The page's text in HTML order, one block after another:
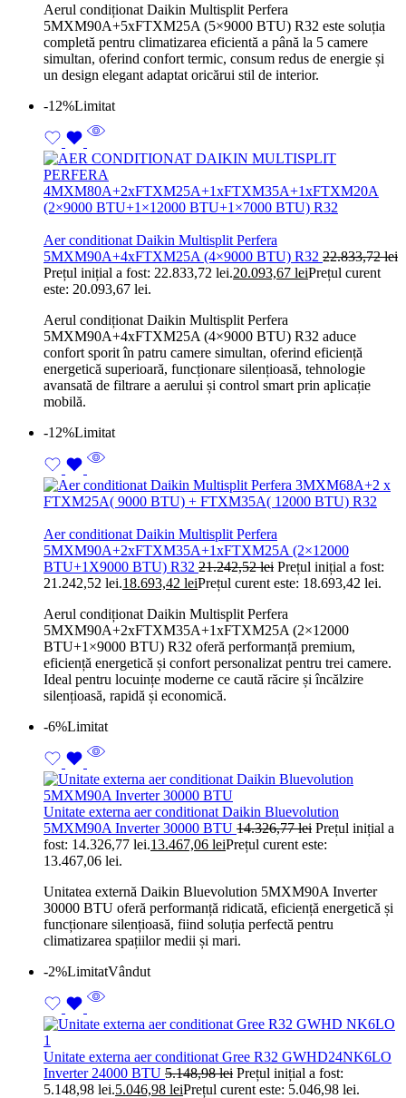
Aerul condiționat Daikin Multisplit Perfera
5MXM90A+5xFTXM25A (5×9000 BTU) R32 este soluția
completă pentru climatizarea eficientă a până la 5 camere
simultan, oferind confort termic, consum redus de energie și
un design elegant adaptat oricărui stil de interior.
-12%Limitat
Aer conditionat Daikin Multisplit Perfera
5MXM90A+4xFTXM25A (4×9000 BTU) R32 22.833,72lei
Prețul inițial a fost: 22.833,72 lei.20.093,67 leiPrețul curent
este: 20.093,67 lei.
Aerul condiționat Daikin Multisplit Perfera
5MXM90A+4xFTXM25A (4×9000 BTU) R32 aduce
confort sporit în patru camere simultan, oferind eficiență
energetică superioară, funcționare silențioasă, tehnologie
avansată de filtrare a aerului și control smart prin aplicație
mobilă.
-12%Limitat
Aer conditionat Daikin Multisplit Perfera
5MXM90A+2xFTXM35A+1xFTXM25A (2×12000
BTU+1X9000 BTU) R32 21.242,52lei Prețul inițial a fost:
21.242,52 lei.18.693,42 leiPrețul curent este: 18.693,42 lei.
Aerul condiționat Daikin Multisplit Perfera
5MXM90A+2xFTXM35A+1xFTXM25A (2×12000
BTU+1×9000 BTU) R32 oferă performanță premium,
eficiență energetică și confort personalizat pentru trei camere.
Ideal pentru locuințe moderne ce caută răcire și încălzire
silențioasă, rapidă și economică.
-6%Limitat
Unitate externa aer conditionat Daikin Bluevolution
5MXM90A Inverter 30000 BTU 14.326,77lei Prețul inițial a
fost: 14.326,77 lei.13.467,06 leiPrețul curent este:
13.467,06 lei.
Unitatea externă Daikin Bluevolution 5MXM90A Inverter
30000 BTU oferă performanță ridicată, eficiență energetică și
funcționare silențioasă, fiind soluția perfectă pentru
climatizarea spațiilor medii și mari.
-2%LimitatVândut
Unitate externa aer conditionat Gree R32 GWHD24NK6LO
Inverter 24000 BTU 5.148,98lei Prețul inițial a fost:
5.148,98 lei.5.046,98 leiPrețul curent este: 5.046,98 lei.